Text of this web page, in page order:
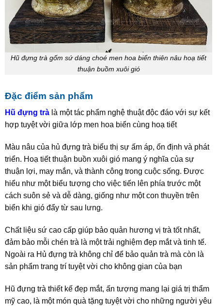
Hũ đựng trà gốm sứ dáng choé men hoa biển thiên nâu hoạ tiết
thuận buồm xuôi gió
Đặc điểm sản phẩm
Hũ đựng tràlà một tác phẩm nghệ thuật độc đáo với sự kết
hợp tuyệt vời giữa lớp men hoa biển cùng hoạ tiết
Màu nâu của hủ đựng trà biểu thị sự ấm áp, ổn định và phát
triển. Hoạ tiết thuận buồn xuôi gió mang ý nghĩa của sự
thuận lợi, may mắn, và thành công trong cuộc sống. Được
hiểu như một biểu tượng cho việc tiến lên phía trước một
cách suôn sẻ và dễ dàng, giống như một con thuyền trên
biển khi gió đẩy từ sau lưng.
Chất liệu sứ cao cấp giúp bảo quản hương vị trà tốt nhất,
đảm bảo mỗi chén trà là một trải nghiệm đẹp mắt và tinh tế.
Ngoài ra Hủ đựng trà không chỉ để bảo quản trà mà còn là
sản phẩm trang trí tuyệt vời cho không gian của bạn
Hũ đựng trà thiết kế đẹp mắt, ấn tượng mang lại giá trị thẩm
mỹ cao, là một món quà tặng tuyệt vời cho những người yêu